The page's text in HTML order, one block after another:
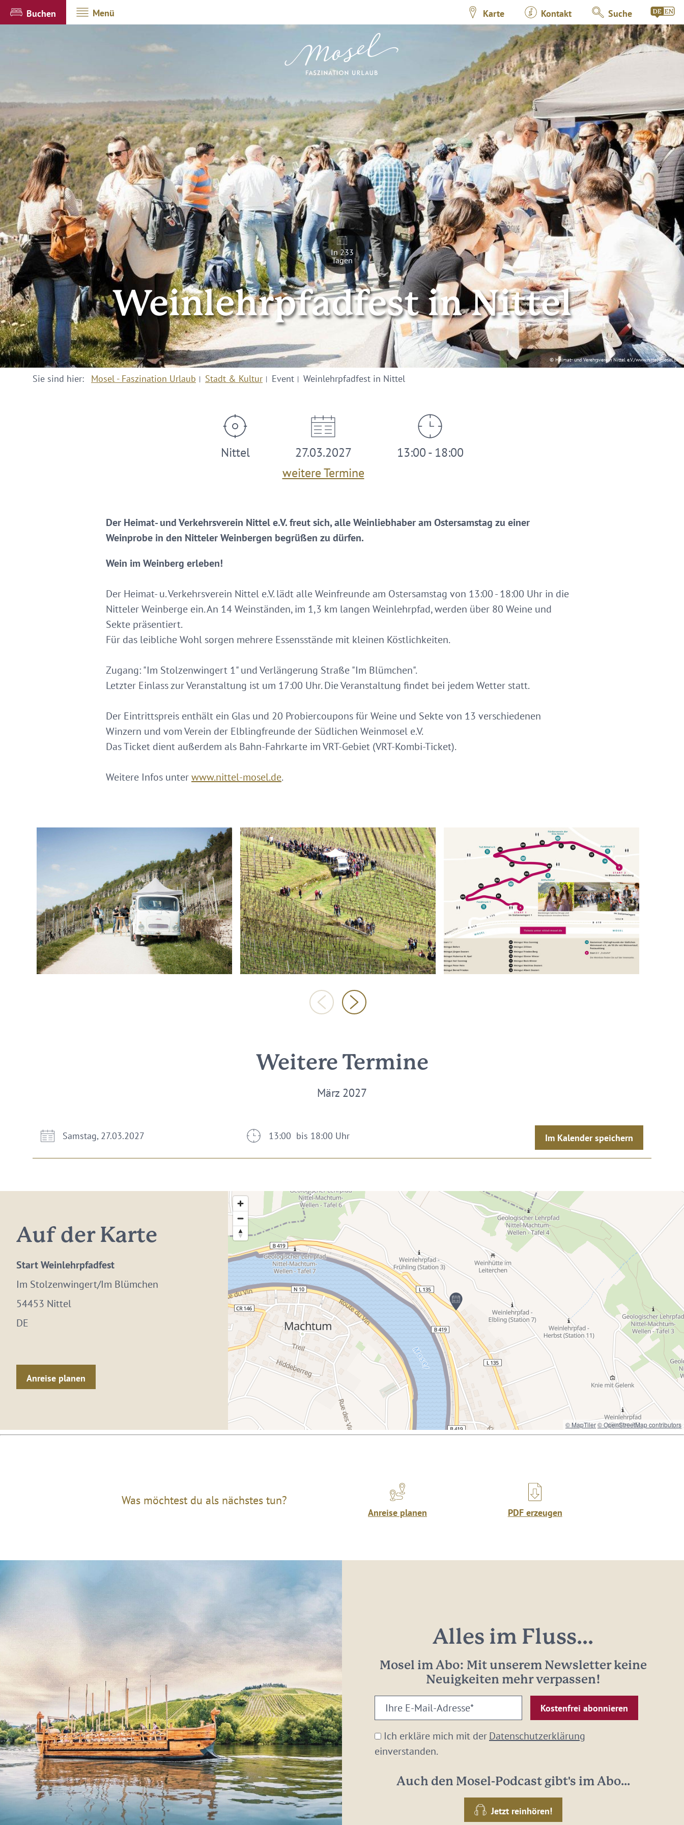
Buchen Menü Karte Kontakt Suche
© Heimat- und Verehrsverein Nittel e.V./www.nittel-mosel.de
In 233
Tagen
Weinlehrpfadfest in Nittel
Sie sind hier: Mosel - Faszination Urlaub Stadt & Kultur Event Weinlehrpfadfest in Nittel
Nittel
27.03.2027
weitere Termine
13:00 - 18:00
Der Heimat- und Verkehrsverein Nittel e.V. freut sich, alle Weinliebhaber am Ostersamstag zu einer
Weinprobe in den Nitteler Weinbergen begrüßen zu dürfen.
Wein im Weinberg erleben!
Der Heimat- u. Verkehrsverein Nittel e.V. lädt alle Weinfreunde am Ostersamstag von 13:00 - 18:00 Uhr in die
Nitteler Weinberge ein. An 14 Weinständen, im 1,3 km langen Weinlehrpfad, werden über 80 Weine und
Sekte präsentiert.
Für das leibliche Wohl sorgen mehrere Essensstände mit kleinen Köstlichkeiten.
Zugang: "Im Stolzenwingert 1" und Verlängerung Straße "Im Blümchen".
Letzter Einlass zur Veranstaltung ist um 17:00 Uhr. Die Veranstaltung findet bei jedem Wetter statt.
Der Eintrittspreis enthält ein Glas und 20 Probiercoupons für Weine und Sekte von 13 verschiedenen
Winzern und vom Verein der Elblingfreunde der Südlichen Weinmosel e.V.
Das Ticket dient außerdem als Bahn-Fahrkarte im VRT-Gebiet (VRT-Kombi-Ticket).
Weitere Infos unterwww.nittel-mosel.de.
Weitere Termine
März 2027
Samstag, 27.03.2027 13:00 bis 18:00 Uhr Im Kalender speichern
Auf der Karte
Start Weinlehrpfadfest
Im Stolzenwingert/Im Blümchen
54453 Nittel
DE
Anreise planen
© MapTiler© OpenStreetMap contributors
Was möchtest du als nächstes tun?
Anreise planen PDF erzeugen
Alles im Fluss...
Mosel im Abo: Mit unserem Newsletter keine
Neuigkeiten mehr verpassen!
Ihre
E-
Mail-
Adresse:
Ich erkläre mich mit derDatenschutzerklärung
einverstanden.
Auch den Mosel-Podcast gibt's im Abo...
Jetzt reinhören!